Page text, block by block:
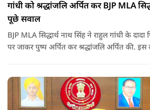
गांधी को श्रद्धांजलि अर्पित कर BJP MLA
पूछे सवाल
BJP MLA सिद्धार्थ नाथ सिंह ने राहुल गांधी के दादा
पर जाकर पुष्प अर्पित कर श्रद्धांजलि अर्पित की. इस
कि वह भविष्य में क्या करें.